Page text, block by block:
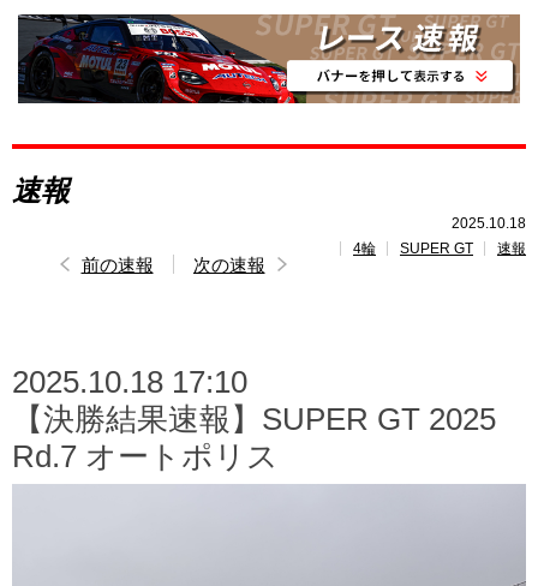
レポート
速報
レース開催スケジュール
SUPERGTINSIGHT
速報
2025.10.18
4輪
SUPER GT 速報
前の速報 次の速報
2025.10.18 17:10
【決勝結果速報】SUPER GT 2025
Rd.7 オートポリス